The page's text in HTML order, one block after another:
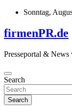
Skip
content
Sonntag,
firmenPR.de
Presseportal & News
Search
Search